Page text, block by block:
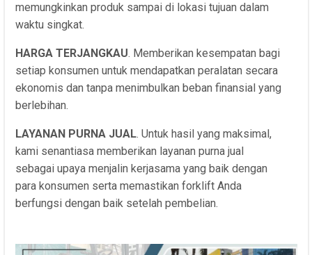
memungkinkan produk sampai di lokasi tujuan dalam
waktu singkat.
HARGA TERJANGKAU. Memberikan kesempatan bagi
setiap konsumen untuk mendapatkan peralatan secara
ekonomis dan tanpa menimbulkan beban finansial yang
berlebihan.
LAYANAN PURNA JUAL. Untuk hasil yang maksimal,
kami senantiasa memberikan layanan purna jual
sebagai upaya menjalin kerjasama yang baik dengan
para konsumen serta memastikan forklift Anda
berfungsi dengan baik setelah pembelian.